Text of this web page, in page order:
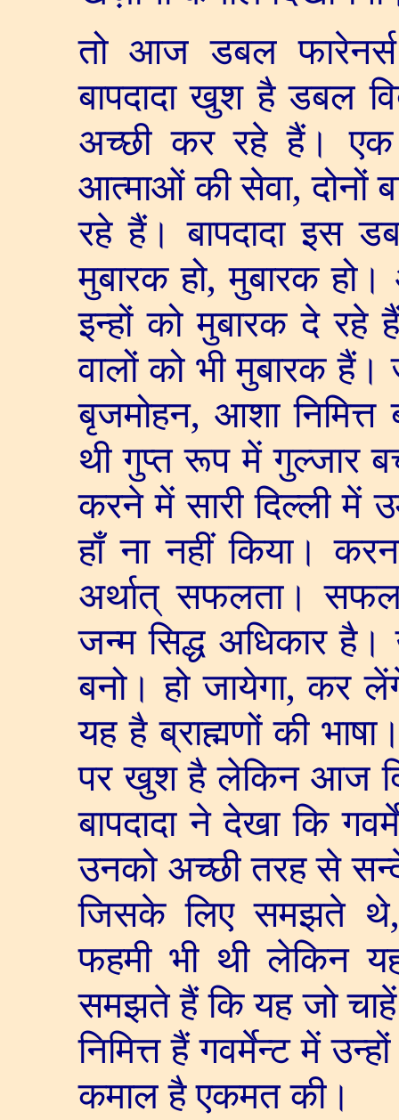
तो आज डबल
बापदादा खुश है डबल
अच्छी कर रहे हैं। एक
आत्माओं की सेवा,दोनों
रहे हैं। बापदादा इस
मुबारक हो,मुबारक
इन्हों को मुबारक दे
वालों को भी मुबारक हैं।
बृजमोहन, आशा
थी गुप्त रूप में गुल्जार
करने में सारी दिल्ली में
हाँ ना नहीं किया।
अर्थात् सफलता।
जन्म सिद्ध अधिकार
बनो। हो जायेगा,कर
यह है ब्राह्मणों की
पर खुश है लेकिन आज
बापदादा ने देखा कि
उनको अच्छी तरह से
जिसके लिए समझते थे
फहमी भी थी लेकिन
समझते हैं कि यह जो
निमित्त हैं गवर्मेन्ट में
कमाल है एकमत की।